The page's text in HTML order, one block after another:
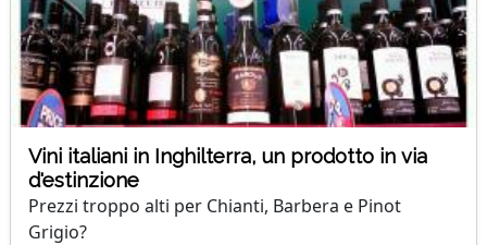
Vini italiani in Inghilterra, un prodotto in via
d'estinzione
Prezzi troppo alti per Chianti, Barbera e Pinot
Grigio?